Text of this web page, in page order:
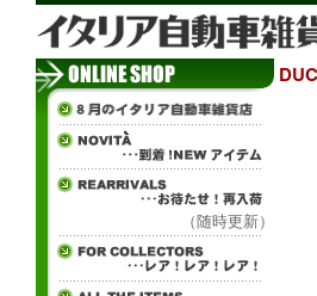
（随時更新）